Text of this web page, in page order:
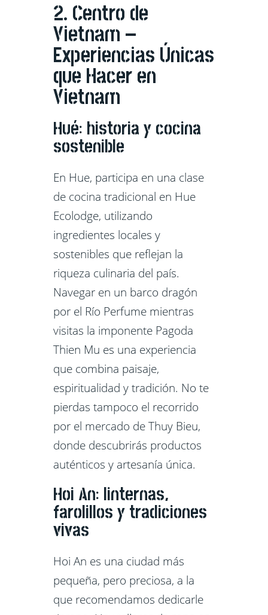
2. Centro de
Vietnam –
Experiencias Únicas
que Hacer en
Vietnam
Hué: historia y cocina
sostenible
En Hue, participa en una clase
de cocina tradicional en Hue
Ecolodge, utilizando
ingredientes locales y
sostenibles que reflejan la
riqueza culinaria del país.
Navegar en un barco dragón
por el Río Perfume mientras
visitas la imponente Pagoda
Thien Mu es una experiencia
que combina paisaje,
espiritualidad y tradición. No te
pierdas tampoco el recorrido
por el mercado de Thuy Bieu,
donde descubrirás productos
auténticos y artesanía única.
Hoi An: linternas,
farolillos y tradiciones
vivas
Hoi An es una ciudad más
pequeña, pero preciosa, a la
que recomendamos dedicarle